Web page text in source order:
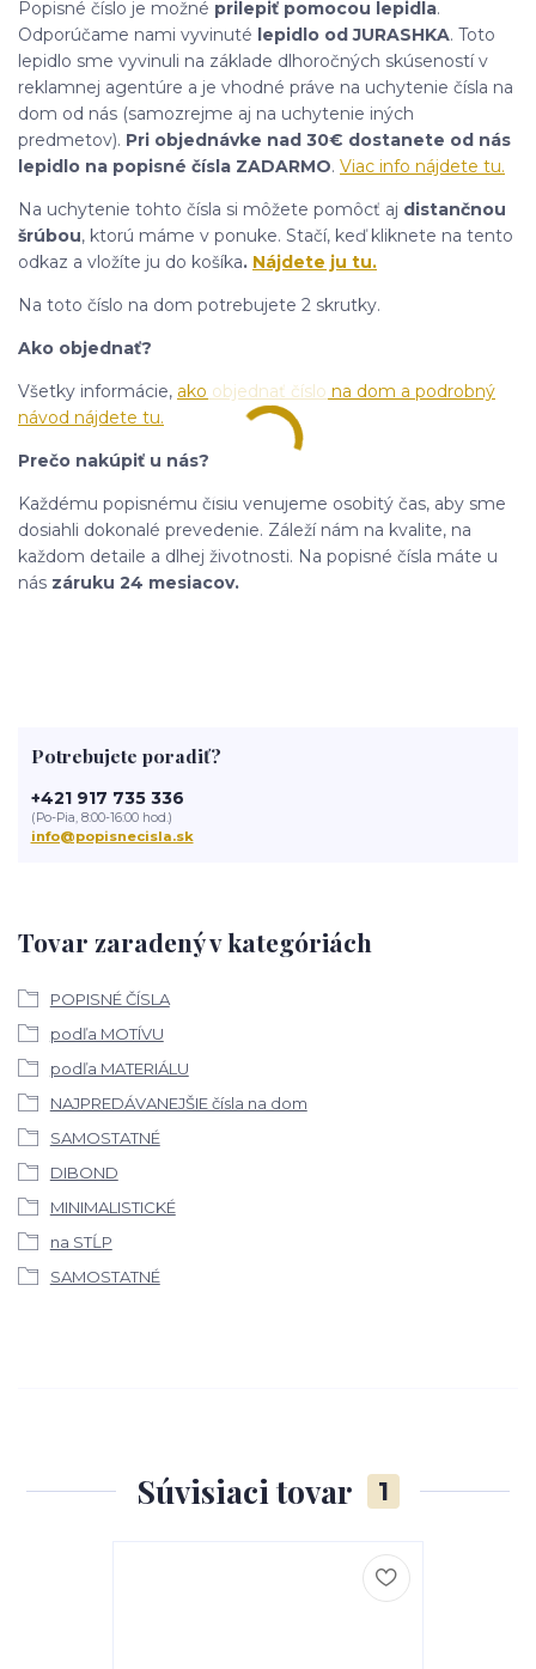
Popisné číslo je možné prilepiť pomocou lepidla.
Odporúčame nami vyvinuté lepidlo od JURASHKA. Toto
lepidlo sme vyvinuli na základe dlhoročných skúseností v
reklamnej agentúre a je vhodné práve na uchytenie čísla na
dom od nás (samozrejme aj na uchytenie iných
predmetov). Pri objednávke nad 30€ dostanete od nás
lepidlo na popisné čísla ZADARMO. Viac info nájdete tu.
Na uchytenie tohto čísla si môžete pomôcť aj distančnou
šrúbou, ktorú máme v ponuke. Stačí, keď kliknete na tento
odkaz a vložíte ju do košíka. Nájdete ju tu.
Na toto číslo na dom potrebujete 2 skrutky.
Ako objednať?
Všetky informácie, ako objednať číslo na dom a podrobný
návod nájdete tu.
Prečo nakúpiť u nás?
Každému popisnému číslu venujeme osobitý čas, aby sme
dosiahli dokonalé prevedenie. Záleží nám na kvalite, na
každom detaile a dlhej životnosti. Na popisné čísla máte u
nás záruku 24 mesiacov.
Tovar zaradený v kategóriách
POPISNÉ ČÍSLA
podľa MOTÍVU
podľa MATERIÁLU
NAJPREDÁVANEJŠIE čísla na dom
SAMOSTATNÉ
DIBOND
MINIMALISTICKÉ
na STĹP
SAMOSTATNÉ
Potrebujete poradiť?
+421 917 735 336
(Po-Pia, 8:00-16:00 hod.)
info@popisnecisla.sk
Súvisiaci tovar 1